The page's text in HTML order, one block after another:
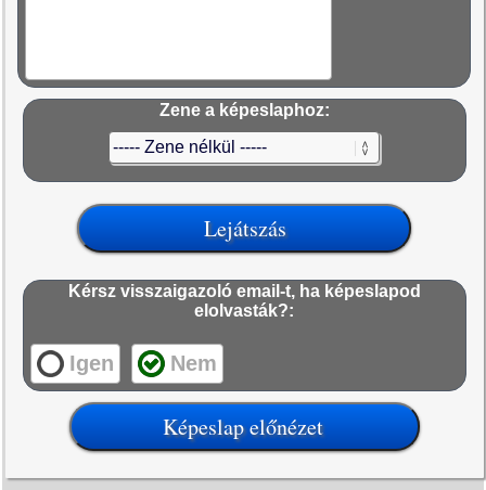
Zene a képeslaphoz:
Kérsz visszaigazoló email-t, ha képeslapod
elolvasták?:
Igen Nem